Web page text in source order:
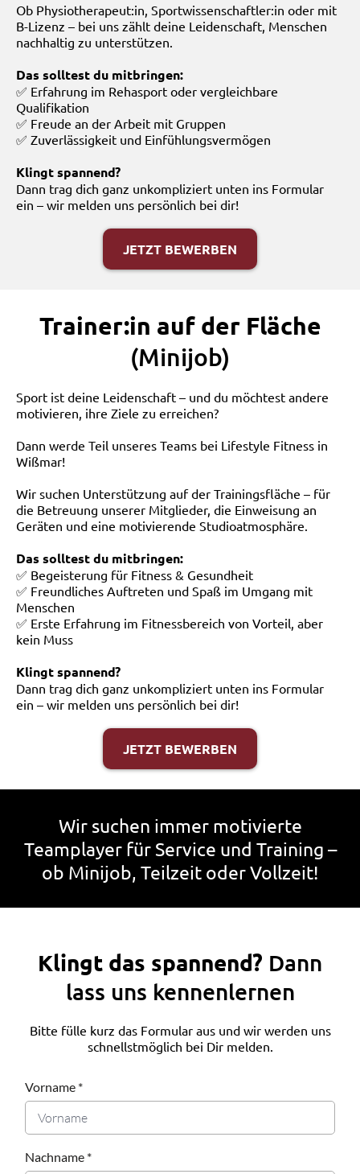
Ob Physiotherapeut:in, Sportwissenschaftler:in oder mit
B-Lizenz – bei uns zählt deine Leidenschaft, Menschen
nachhaltig zu unterstützen.
Das solltest du mitbringen:
✅ Erfahrung im Rehasport oder vergleichbare
Qualifikation
✅ Freude an der Arbeit mit Gruppen
✅ Zuverlässigkeit und Einfühlungsvermögen
Klingt spannend?
Dann trag dich ganz unkompliziert unten ins Formular
ein – wir melden uns persönlich bei dir!
JETZT BEWERBEN
Trainer:in auf der Fläche
(Minijob)
Sport ist deine Leidenschaft – und du möchtest andere
motivieren, ihre Ziele zu erreichen?
Dann werde Teil unseres Teams bei Lifestyle Fitness in
Wißmar!
Wir suchen Unterstützung auf der Trainingsfläche – für
die Betreuung unserer Mitglieder, die Einweisung an
Geräten und eine motivierende Studioatmosphäre.
Das solltest du mitbringen:
✅ Begeisterung für Fitness & Gesundheit
✅ Freundliches Auftreten und Spaß im Umgang mit
Menschen
✅ Erste Erfahrung im Fitnessbereich von Vorteil, aber
kein Muss
Klingt spannend?
Dann trag dich ganz unkompliziert unten ins Formular
ein – wir melden uns persönlich bei dir!
JETZT BEWERBEN
Wir suchen immer motivierte
Teamplayer für Service und Training –
ob Minijob, Teilzeit oder Vollzeit!
Klingt das spannend? Dann
lass uns kennenlernen
Bitte fülle kurz das Formular aus und wir werden uns
schnellstmöglich bei Dir melden.
Vorname *
Nachname *